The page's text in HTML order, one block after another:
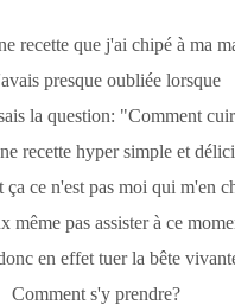
que j'ai chipé à ma
presque oubliée lorsque
la question: "Comment
recette hyper simple et
ce n'est pas moi qui m'en
même pas assister à ce
en effet tuer la bête
Comment s'y prendre?